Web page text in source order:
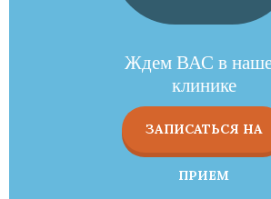
Ждем ВАС в
клинике
ЗАПИСАТЬСЯ НА
ПРИЕМ